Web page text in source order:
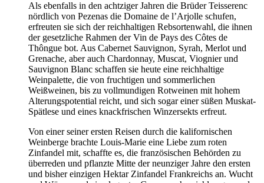
Als ebenfalls in den achtziger Jahren die Brüder Teisserenc
nördlich von Pezenas die Domaine de l’Arjolle schufen,
erfreuten sie sich der reichhaltigen Rebsortenwahl, die ihnen
der gesetzliche Rahmen der Vin de Pays des Côtes de
Thôngue bot. Aus Cabernet Sauvignon, Syrah, Merlot und
Grenache, aber auch Chardonnay, Muscat, Viognier und
Sauvignon Blanc schaffen sie heute eine reichhaltige
Weinpalette, die von fruchtigen und sommerlichen
Weißweinen, bis zu vollmundigen Rotweinen mit hohem
Alterungspotential reicht, und sich sogar einer süßen Muskat-
Spätlese und eines knackfrischen Winzersekts erfreut.
Von einer seiner ersten Reisen durch die kalifornischen
Weinberge brachte Louis-Marie eine Liebe zum roten
Zinfandel mit, schaffte es, die französischen Behörden zu
überreden und pflanzte Mitte der neunziger Jahre den ersten
und bisher einzigen Hektar Zinfandel Frankreichs an. Wucht